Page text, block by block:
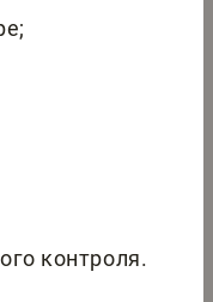
контроля.